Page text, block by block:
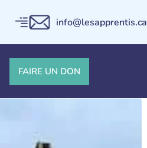
info@lesapprentis.ca
FAIRE UN DON
une